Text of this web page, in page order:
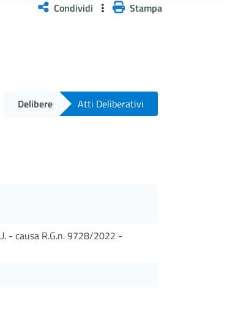
Condividi Stampa
Delibere Atti Deliberativi
- causa R.G.n. 9728/2022 -